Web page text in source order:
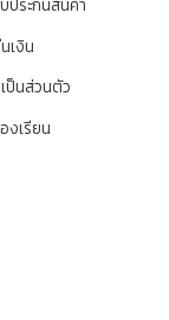
ประกันสินค้า
เงิน
ป็นส่วนตัว
งเรียน